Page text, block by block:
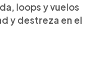
loops y vuelos
y destreza en el